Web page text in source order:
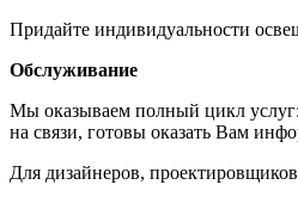
Придайте индивидуальности
Обслуживание
Мы оказываем полный цикл услуг:
на связи, готовы оказать Вам
Для дизайнеров,